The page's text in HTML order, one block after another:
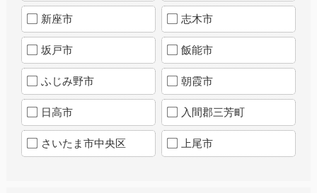
新座市 志木市
坂戸市 飯能市
ふじみ野市 朝霞市
日高市 入間郡三芳町
さいたま市中央区 上尾市